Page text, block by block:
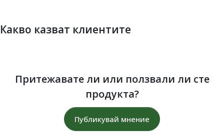
Какво казват клиентите
Притежавате ли или ползвали ли сте
продукта?
Публикувай мнение